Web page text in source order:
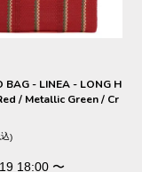
BAG - LINEA - LONG H
/ Metallic Green / Cr
18:00 〜